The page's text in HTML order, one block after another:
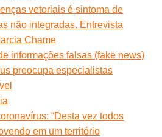
vetoriais é sintoma de
não integradas. Entrevista
Chame
informações falsas (fake news)
preocupa especialistas
“Desta vez todos
em um território